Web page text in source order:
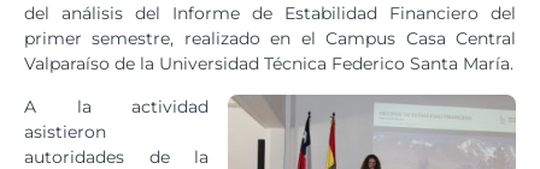
del análisis del Informe de Estabilidad Financiero del
primer semestre, realizado en el Campus Casa Central
Valparaíso de la Universidad Técnica Federico Santa María.
A la actividad
asistieron
autoridades de la